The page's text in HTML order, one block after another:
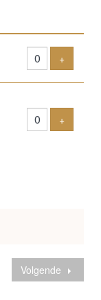
Aantal
tickets
+Voeg
+Voeg
Volgende